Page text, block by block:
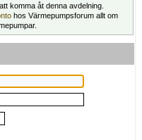
komma åt denna avdelning.
hos Värmepumpsforum allt om